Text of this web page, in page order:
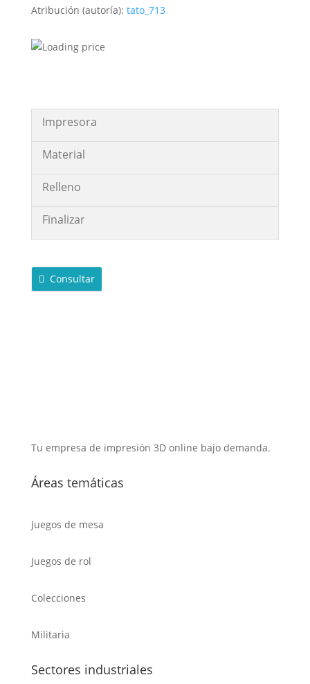
Atribución (autoría): tato_713
Impresora
Material
Relleno
Finalizar
Consultar
Tu empresa de impresión 3D online bajo demanda.
Áreas temáticas
Juegos de mesa
Juegos de rol
Colecciones
Militaria
Sectores industriales